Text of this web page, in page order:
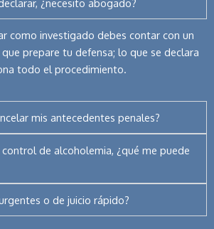
¿necesito abogado?
como investigado debes contar con un
prepare tu defensa; lo que se declara
todo el procedimiento.
mis antecedentes penales?
control de alcoholemia, ¿qué me puede
o de juicio rápido?